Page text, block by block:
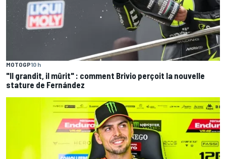
MOTOGP10 h
"Il grandit, il mûrit" : comment Brivio perçoit la nouvelle
stature de Fernández